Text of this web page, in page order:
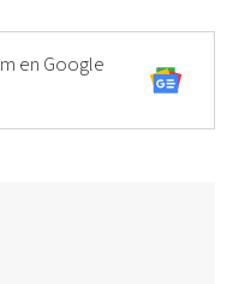
en Google